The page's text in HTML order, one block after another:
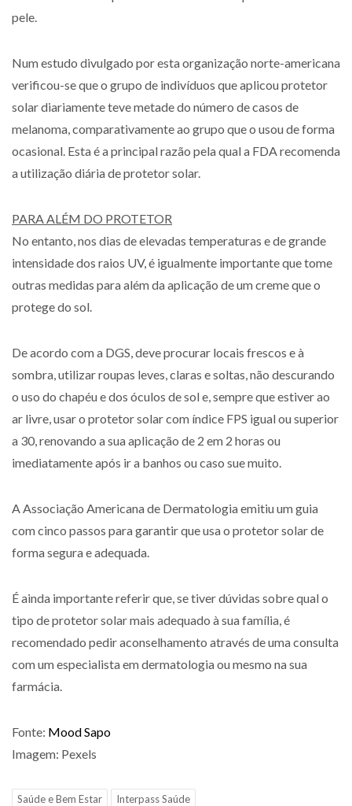
pele.
Num estudo divulgado por esta organização norte-americana
verificou-se que o grupo de indivíduos que aplicou protetor
solar diariamente teve metade do número de casos de
melanoma, comparativamente ao grupo que o usou de forma
ocasional. Esta é a principal razão pela qual a FDA recomenda
a utilização diária de protetor solar.
PARA ALÉM DO PROTETOR
No entanto, nos dias de elevadas temperaturas e de grande
intensidade dos raios UV, é igualmente importante que tome
outras medidas para além da aplicação de um creme que o
protege do sol.
De acordo com a DGS, deve procurar locais frescos e à
sombra, utilizar roupas leves, claras e soltas, não descurando
o uso do chapéu e dos óculos de sol e, sempre que estiver ao
ar livre, usar o protetor solar com índice FPS igual ou superior
a 30, renovando a sua aplicação de 2 em 2 horas ou
imediatamente após ir a banhos ou caso sue muito.
A Associação Americana de Dermatologia emitiu um guia
com cinco passos para garantir que usa o protetor solar de
forma segura e adequada.
É ainda importante referir que, se tiver dúvidas sobre qual o
tipo de protetor solar mais adequado à sua família, é
recomendado pedir aconselhamento através de uma consulta
com um especialista em dermatologia ou mesmo na sua
farmácia.
Fonte: Mood Sapo
Imagem: Pexels
Saúde e Bem Estar Interpass Saúde